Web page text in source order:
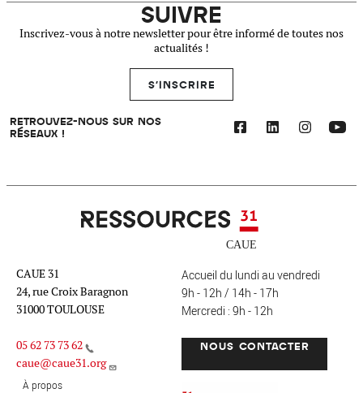
SUIVRE
Inscrivez-vous à notre newsletter pour être informé de toutes nos
actualités !
S'INSCRIRE
RETROUVEZ-NOUS SUR NOS
RÉSEAUX !
Ressources 31
CAUE 31
24, rue Croix Baragnon
31000 TOULOUSE
05 62 73 73 62
caue@caue31.org
Accueil du lundi au vendredi
9h - 12h / 14h - 17h
Mercredi : 9h - 12h
NOUS CONTACTER
À propos